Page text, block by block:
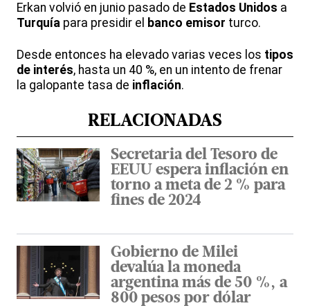
Erkan volvió en junio pasado de Estados Unidos a
Turquía para presidir el banco emisor turco.
Desde entonces ha elevado varias veces los tipos
de interés, hasta un 40 %, en un intento de frenar
la galopante tasa de inflación.
RELACIONADAS
Secretaria del Tesoro de
EEUU espera inflación en
torno a meta de 2 % para
fines de 2024
Gobierno de Milei
devalúa la moneda
argentina más de 50 %, a
800 pesos por dólar